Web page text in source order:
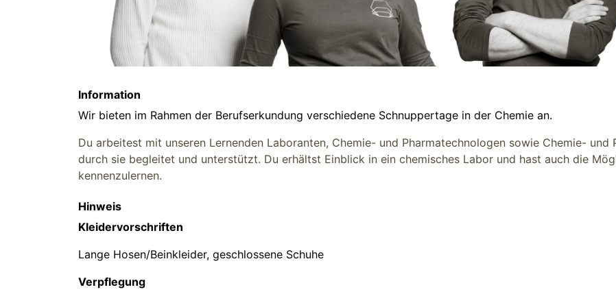
Information
Wir bieten im Rahmen der Berufserkundung verschiedene Schnuppertage in der Chemie an.
Du arbeitest mit unseren Lernenden Laboranten, Chemie- und Pharmatechnologen sowie Chemie-
durch sie begleitet und unterstützt. Du erhältst Einblick in ein chemisches Labor und hast auch die
kennenzulernen.
Hinweis
Kleidervorschriften
Lange Hosen/Beinkleider, geschlossene Schuhe
Verpflegung